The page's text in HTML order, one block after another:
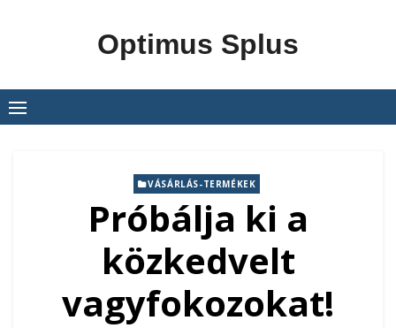
Optimus Splus
VÁSÁRLÁS-TERMÉKEK
Próbálja ki a
közkedvelt
vagyfokozokat!